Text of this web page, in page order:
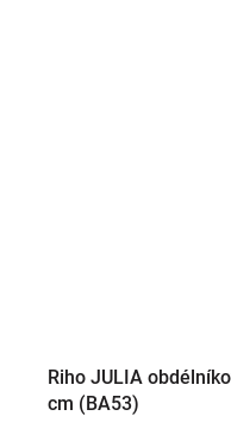
Riho JULIA
cm (BA53)